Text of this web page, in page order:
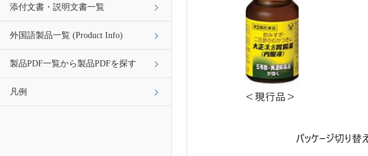
添付文書・説明文書一覧
外国語製品一覧 (Product Info)
製品PDF一覧から製品PDFを探す
凡例